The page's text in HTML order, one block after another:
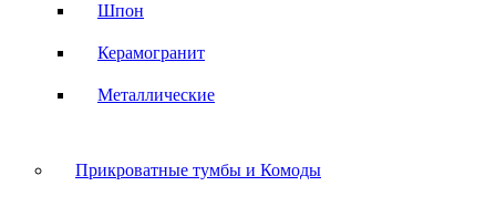
Шпон
Керамогранит
Металлические
Прикроватные тумбы и Комоды